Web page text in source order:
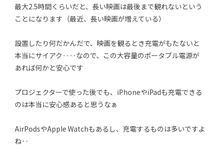
最大2.5時間くらいだと、長い映画は最後まで観れないという
ことになります（最近、長い映画が増えている）
設置したり何だかんだで、映画を観るとき充電がもたないと
本当にサイアク‥‥なので、この大容量のポータブル電源が
あれば何かと安心です
プロジェクターで使った後でも、iPhoneやiPadも充電できる
のは本当に安心感あると思うなぁ
AirPodsやApple Watchもあるし、充電するものは多いですよ
ね‥